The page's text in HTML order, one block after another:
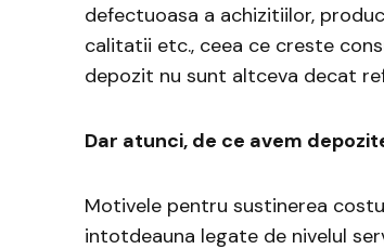
defectuoasa a achizitiilor,
calitatii etc., ceea ce creste
depozit nu sunt altceva decat
Dar atunci, de ce avem
Motivele pentru sustinerea
intotdeauna legate de nivelul